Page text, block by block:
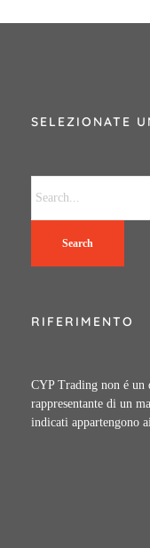
SELEZIONATE
Search
RIFERIMENTO
CYP Trading non é un
rappresentante di un
indicati appartengono